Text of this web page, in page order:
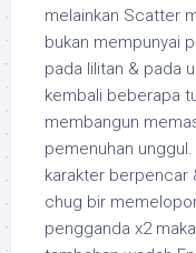
melainkan Scatter
bukan mempunyai
pada lilitan & pada
kembali beberapa
membangun
pemenuhan
karakter berpencar
chug bir
pengganda x2